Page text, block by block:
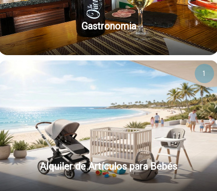
Gastronomia
1
Alquiler de Artículos para Bebés